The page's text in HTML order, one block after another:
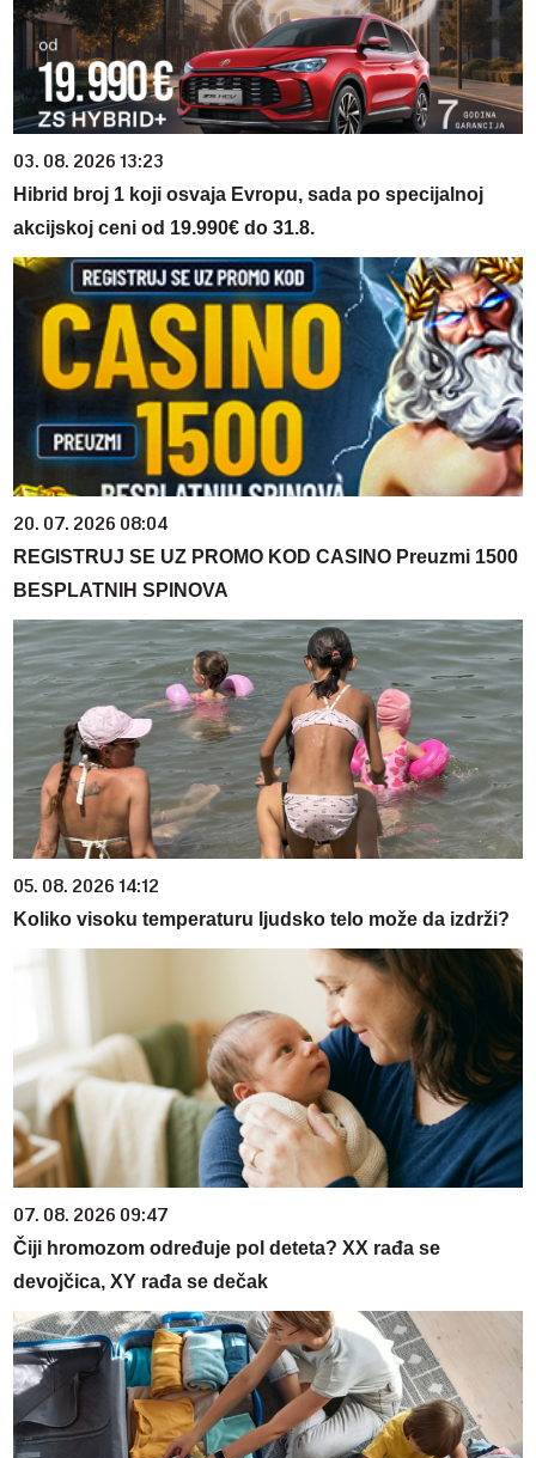
03. 08. 2026 13:23
Hibrid broj 1 koji osvaja Evropu, sada po specijalnoj
akcijskoj ceni od 19.990€ do 31.8.
20. 07. 2026 08:04
REGISTRUJ SE UZ PROMO KOD CASINO Preuzmi 1500
BESPLATNIH SPINOVA
05. 08. 2026 14:12
Koliko visoku temperaturu ljudsko telo može da izdrži?
07. 08. 2026 09:47
Čiji hromozom određuje pol deteta? XX rađa se
devojčica, XY rađa se dečak